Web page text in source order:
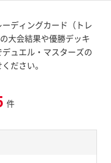
ディングカード（トレ
大会結果や優勝デッキ
ュエル・マスターズの
ださい。
件